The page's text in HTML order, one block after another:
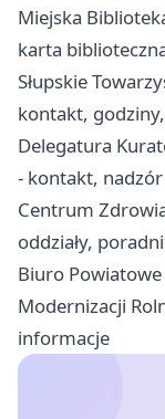
Miejska
karta
Słupskie
kontakt,
Delegatura
- kontakt,
Centrum
oddziały,
Biuro
Modernizacji
informacje